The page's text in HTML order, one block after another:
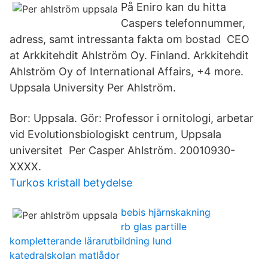
På Eniro kan du hitta
Caspers telefonnummer,
adress, samt intressanta fakta om bostad CEO
at Arkkitehdit Ahlström Oy. Finland. Arkkitehdit
Ahlström Oy of International Affairs, +4 more.
Uppsala University Per Ahlström.
Bor: Uppsala. Gör: Professor i ornitologi, arbetar
vid Evolutionsbiologiskt centrum, Uppsala
universitet Per Casper Ahlström. 20010930-
XXXX.
Turkos kristall betydelse
bebis hjärnskakning
rb glas partille
kompletterande lärarutbildning lund
katedralskolan matlådor